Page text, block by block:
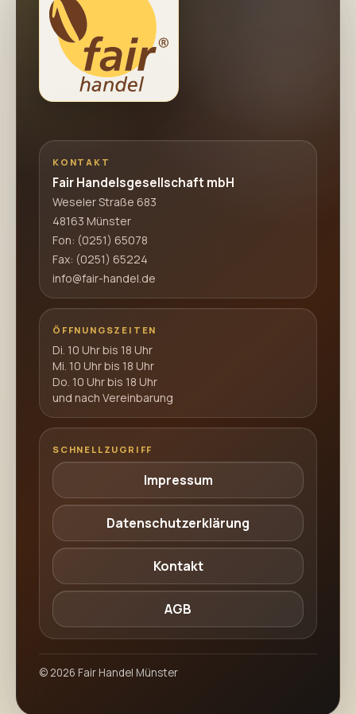
KONTAKT
Fair Handelsgesellschaft mbH
Weseler Straße 683
48163 Münster
Fon: (0251) 65078
Fax: (0251) 65224
info@fair-handel.de
ÖFFNUNGSZEITEN
Di. 10 Uhr bis 18 Uhr
Mi. 10 Uhr bis 18 Uhr
Do. 10 Uhr bis 18 Uhr
und nach Vereinbarung
SCHNELLZUGRIFF
Impressum
Datenschutzerklärung
Kontakt
AGB
© 2026 Fair Handel Münster